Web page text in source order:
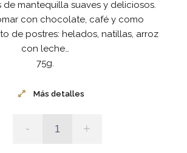
de mantequilla suaves y deliciosos.
con chocolate, café y como
de postres: helados, natillas, arroz
con leche…
75g.
Más detalles
- +